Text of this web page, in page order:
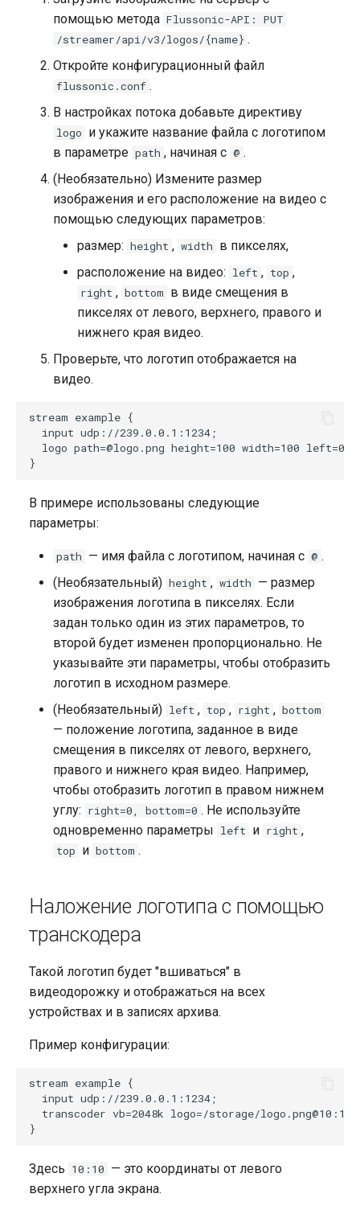
помощью метода Flussonic-API: PUT
/streamer/api/v3/logos/{name} .
Откройте конфигурационный файл
flussonic.conf .
В настройках потока добавьте директиву
logo и укажите название файла с логотипом
в параметре path , начиная с @ .
(Необязательно) Измените размер
изображения и его расположение на видео с
помощью следующих параметров:
размер: height , width в пикселях,
расположение на видео: left , top ,
right , bottom в виде смещения в
пикселях от левого, верхнего, правого и
нижнего края видео.
Проверьте, что логотип отображается на
видео.
stream example {
  input udp://239.0.0.1:1234;
logo path=@logo.png height=100 width=100 left=0
В примере использованы следующие
параметры:
path — имя файла с логотипом, начиная с @ .
(Необязательный) height , width — размер
изображения логотипа в пикселях. Если
задан только один из этих параметров, то
второй будет изменен пропорционально. Не
указывайте эти параметры, чтобы отобразить
логотип в исходном размере.
(Необязательный) left , top , right , bottom
— положение логотипа, заданное в виде
смещения в пикселях от левого, верхнего,
правого и нижнего края видео. Например,
чтобы отобразить логотип в правом нижнем
углу: right=0, bottom=0 . Не используйте
одновременно параметры left и right ,
top и bottom .
Наложение логотипа с помощью
транскодера
Такой логотип будет "вшиваться" в
видеодорожку и отображаться на всех
устройствах и в записях архива.
Пример конфигурации:
stream example {
  input udp://239.0.0.1:1234;
transcoder vb=2048k logo=/storage/logo.png@10:10
Здесь 10:10 — это координаты от левого
верхнего угла экрана.